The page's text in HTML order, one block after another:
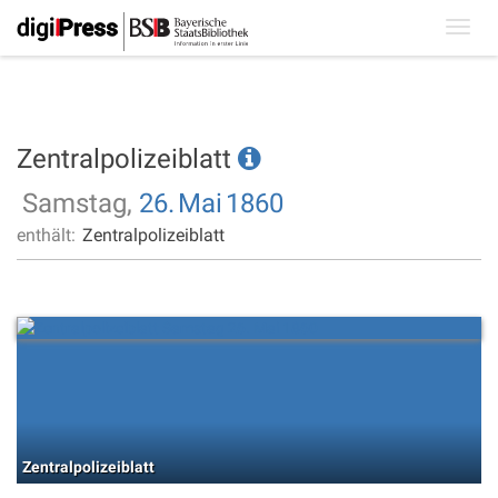
Zentralpolizeiblatt
Samstag, 26. Mai 1860
enthält: Zentralpolizeiblatt
Zentralpolizeiblatt